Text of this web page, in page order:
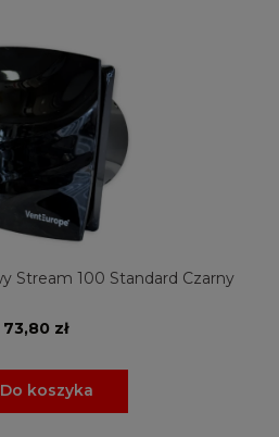
Stream 100 Standard Czarny
73,80 zł
Do koszyka